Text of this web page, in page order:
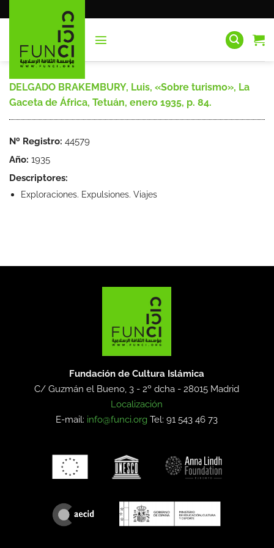
al
DELGADO BRAKEMBURY, Luis, «Sobre turismo», La
Gaceta de África, Tetuán, enero 1935, p. 84.
Nº Registro: 44579
Año: 1935
Descriptores:
Exploraciones. Expulsiones. Viajes
Fundación de Cultura Islámica
C/ Guzmán el Bueno, 3 - 2º dcha -28015 Madrid
Localización
E-mail: info@funci.org Tel: 91 543 46 73